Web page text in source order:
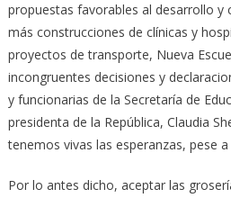
propuestas favorables al desarrollo y
más construcciones de clínicas y
proyectos de transporte, Nueva
incongruentes decisiones y
y funcionarias de la Secretaría de
presidenta de la República, Claudia
tenemos vivas las esperanzas, pese
Por lo antes dicho, aceptar las